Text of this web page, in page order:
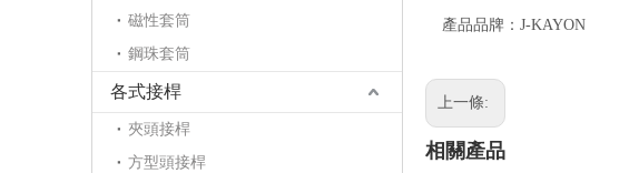
磁性套筒
鋼珠套筒
各式接桿
夾頭接桿
方型頭接桿
產品品牌： J-KAYON
上一條:
相關產品